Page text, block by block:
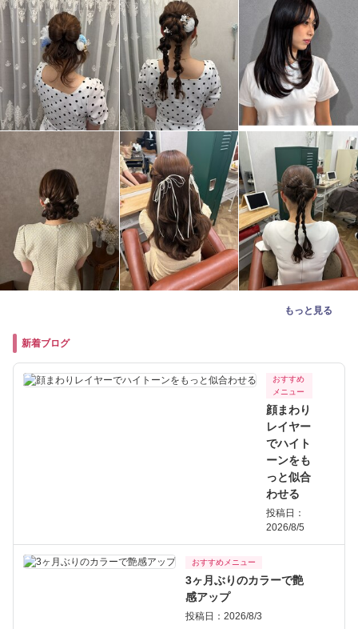
もっと見る
新着ブログ
おすすめ
メニュー
顔まわり
レイヤー
でハイト
ーンをも
っと似合
わせる
投稿日：
2026/8/5
おすすめメニュー
3ヶ月ぶりのカラーで艶
感アップ
投稿日：2026/8/3